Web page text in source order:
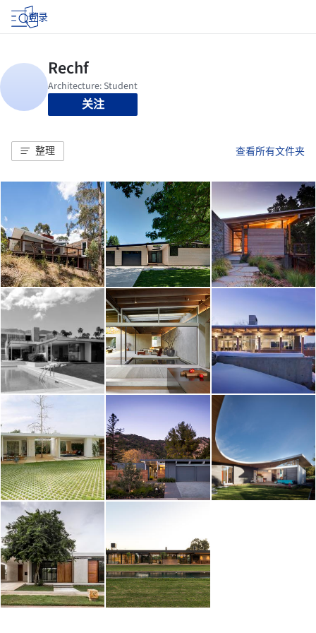
登录
关注
整理 查看所有文件夹